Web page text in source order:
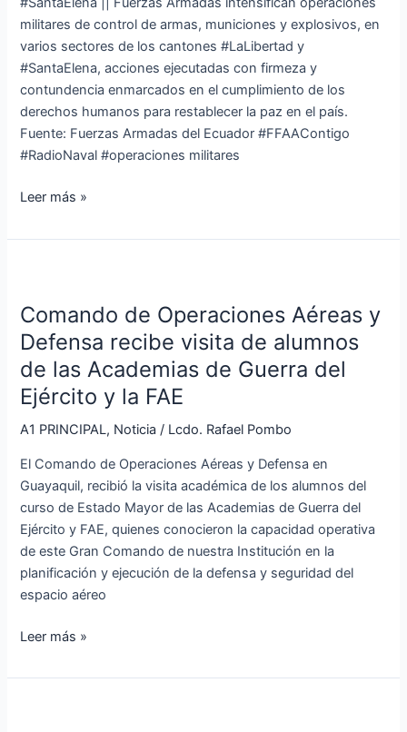
militares de control de armas, municiones y explosivos, en
varios sectores de los cantones #LaLibertad y
#SantaElena, acciones ejecutadas con firmeza y
contundencia enmarcados en el cumplimiento de los
derechos humanos para restablecer la paz en el país.
Fuente: Fuerzas Armadas del Ecuador #FFAAContigo
#RadioNaval #operaciones militares
Leer más »
Comando de Operaciones Aéreas y
Defensa recibe visita de alumnos
de las Academias de Guerra del
Ejército y la FAE
A1 PRINCIPAL, Noticia / Lcdo. Rafael Pombo
El Comando de Operaciones Aéreas y Defensa en
Guayaquil, recibió la visita académica de los alumnos del
curso de Estado Mayor de las Academias de Guerra del
Ejército y FAE, quienes conocieron la capacidad operativa
de este Gran Comando de nuestra Institución en la
planificación y ejecución de la defensa y seguridad del
espacio aéreo
Operaciones
Aéreas
Defensa
recibe
visita
alumnos
de
las
Academias
de
Guerra
del
y
FAE
Leer más »